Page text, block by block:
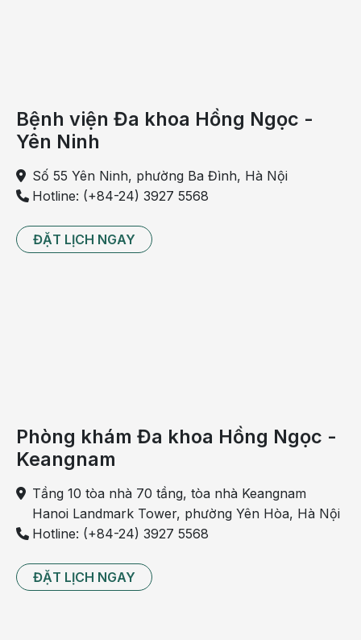
Bệnh viện Đa khoa Hồng Ngọc -
Yên Ninh
Số 55 Yên Ninh, phường Ba Đình, Hà Nội
Hotline: (+84-24) 3927 5568
ĐẶT LỊCH NGAY
Phòng khám Đa khoa Hồng Ngọc -
Keangnam
Tầng 10 tòa nhà 70 tầng, tòa nhà Keangnam
Hanoi Landmark Tower, phường Yên Hòa, Hà Nội
Hotline: (+84-24) 3927 5568
ĐẶT LỊCH NGAY